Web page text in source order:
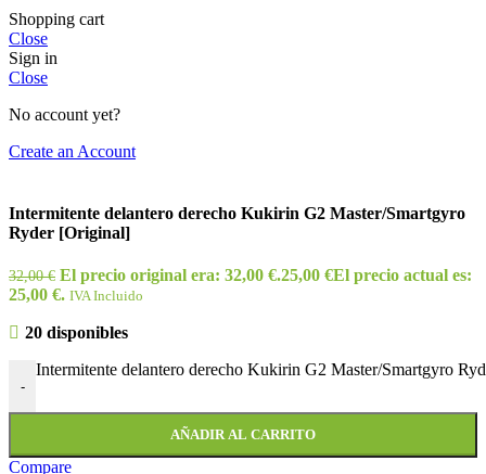
Shopping cart
Close
Sign in
Close
No account yet?
Create an Account
Intermitente delantero derecho Kukirin G2 Master/Smartgyro
Ryder [Original]
32,00€ El precio original era: 32,00 €.25,00 €El precio actual es:
25,00 €. IVA Incluido
20 disponibles
-
Intermitente delantero derecho Kukirin G2 Master/Smartgyro
AÑADIR AL CARRITO
Compare